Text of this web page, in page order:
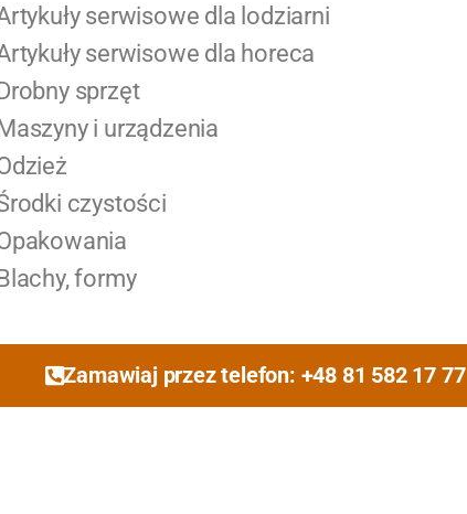
serwisowe dla lodziarni
serwisowe dla horeca
sprzęt
i urządzenia
czystości
formy
Zamawiaj przez telefon: +48 81 582 17 77